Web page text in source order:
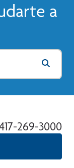
a
269-3000